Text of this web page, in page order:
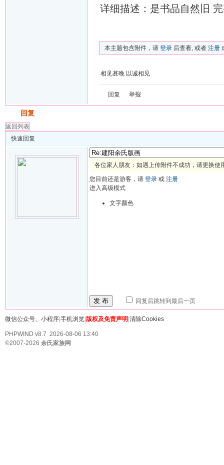
详细描述：是书品自然旧
本主题包含附件，请 登录 后查看, 或者 注册
相见甚晚 以诚相见
回复 举报
回复
返回列表
快速回复
各位家人朋友：如遇上传附件不成功，请更换使
您目前还是游客，请 登录 或 注册
进入高级模式
文字颜色
发 布 回复后跳转到最后一页
微信公众号、小程序 手机浏览 版权及免责声明 清除Cookies
PHPWIND v8.7 2026-08-06 13:40
©2007-2026 余氏家族网